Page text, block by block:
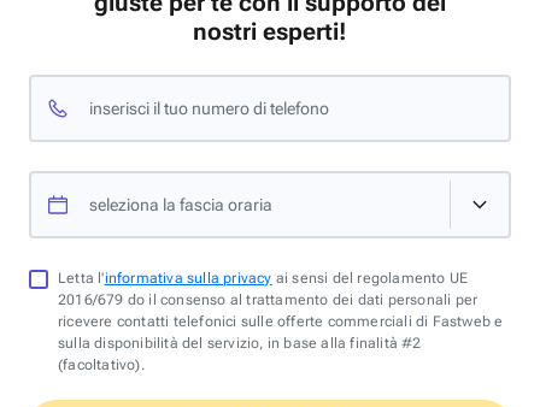
nostri esperti!
inserisci il tuo numero di telefono
seleziona la fascia oraria
Letta l'informativa sulla privacy ai sensi del regolamento UE
2016/679 do il consenso al trattamento dei dati personali per
ricevere contatti telefonici sulle offerte commerciali di Fastweb e
sulla disponibilità del servizio, in base alla finalità #2
(facoltativo).